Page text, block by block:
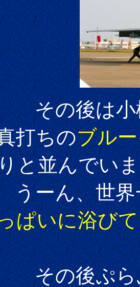
は小松
打ちのブル
と並んでい
世界一か
ぱいに浴び
らぷらと